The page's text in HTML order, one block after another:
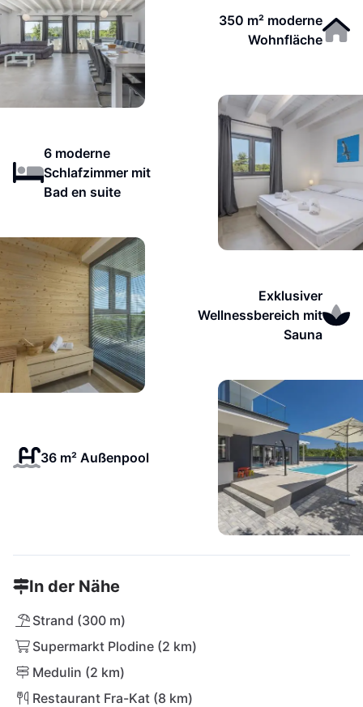
350 m² moderne
Wohnfläche
6 moderne
Schlafzimmer mit
Bad en suite
Exklusiver
Wellnessbereich mit
Sauna
36 m² Außenpool
In der Nähe
Strand (300 m)
Supermarkt Plodine (2 km)
Medulin (2 km)
Restaurant Fra-Kat (8 km)